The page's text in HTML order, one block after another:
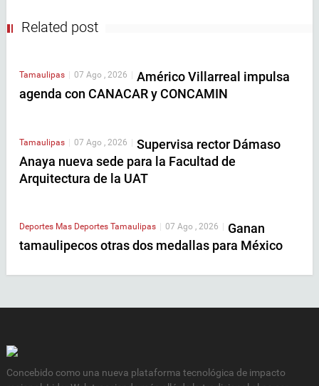
Related post
Tamaulipas 07 Ago , 2026
Américo Villarreal impulsa
agenda con CANACAR y CONCAMIN
Tamaulipas | 07 Ago , 2026 | Supervisa rector Dámaso
Anaya nueva sede para la Facultad de
Arquitectura de la UAT
Deportes Mas Deportes Tamaulipas 07 Ago , 2026
Ganan
tamaulipecos otras dos medallas para México
Concebido como una nueva plataforma tecnológica de impacto